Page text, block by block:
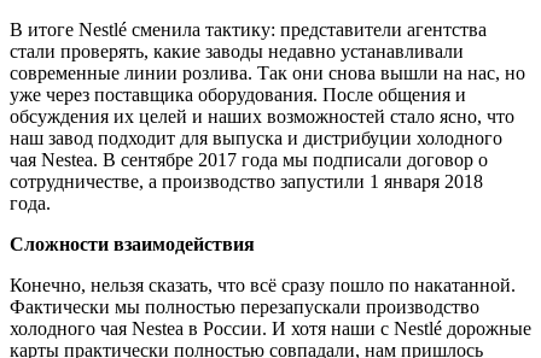
В итоге Nestlé сменила тактику: представители агентства
стали проверять, какие заводы недавно устанавливали
современные линии розлива. Так они снова вышли на нас, но
уже через поставщика оборудования. После общения и
обсуждения их целей и наших возможностей стало ясно, что
наш завод подходит для выпуска и дистрибуции холодного
чая Nestea. В сентябре 2017 года мы подписали договор о
сотрудничестве, а производство запустили 1 января 2018
года.
Сложности взаимодействия
Конечно, нельзя сказать, что всё сразу пошло по накатанной.
Фактически мы полностью перезапускали производство
холодного чая Nestea в России. И хотя наши с Nestlé дорожные
карты практически полностью совпадали, нам пришлось